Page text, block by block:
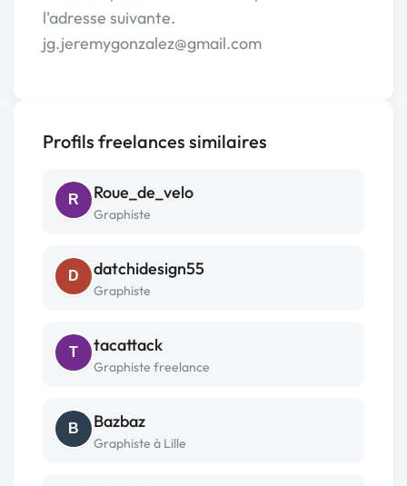
l'adresse suivante.
jg.jeremygonzalez@gmail.com
Profils freelances similaires
R Roue_de_velo
Graphiste
D datchidesign55
Graphiste
T tacattack
Graphiste freelance
B Bazbaz
Graphiste à Lille